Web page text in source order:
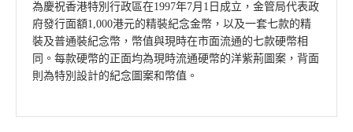
為慶祝香港特別行政區在1997年7月1日成立，金管局代表政
府發行面額1,000港元的精裝紀念金幣，以及一套七款的精
裝及普通裝紀念幣，幣值與現時在市面流通的七款硬幣相
同。每款硬幣的正面均為現時流通硬幣的洋紫荊圖案，背面
則為特別設計的紀念圖案和幣值。